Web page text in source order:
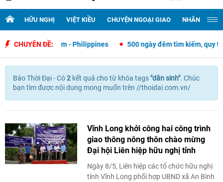
HỮU NGHỊ VIỆT KIỀU CHUYỆN NGOẠI GIAO NHÂN
CHUYÊN ĐỀ:
giao Việt Nam - Philippines 500 ngày đêm tìm kiếm, quy
Báo Thời Đại - Có2 kết quả chotừ khóa tags "dân sinh". Chúc
bạn tìm được nội dung mong muốn trên //thoidai.com.vn/
Vĩnh Long khởi công hai công trình
giao thông nông thôn chào mừng
Đại hội Liên hiệp hữu nghị tỉnh
Ngày 8/5, Liên hiệp các tổ chức hữu nghị
tỉnh Vĩnh Long phối hợp UBND xã An Bình